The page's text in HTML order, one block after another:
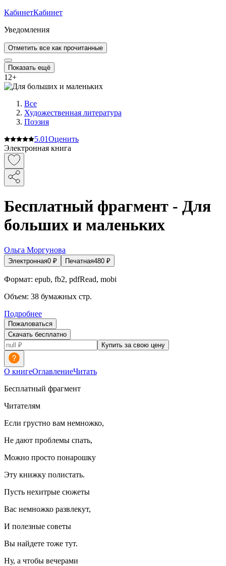
КабинетКабинет
Уведомления
Отметить все как прочитанные
Показать ещё
12+
Все
Художественная литература
Поэзия
5.01Оценить
Электронная книга
Бесплатный фрагмент - Для
больших и маленьких
Ольга Моргунова
Электронная0 ₽ Печатная480 ₽
Формат: epub, fb2, pdfRead, mobi
Объем: 38 бумажных стр.
Подробнее
Пожаловаться
Скачать бесплатно
Купить за свою цену
О книгеОглавлениеЧитать
Бесплатный фрагмент
Читателям
Если грустно вам немножко,
Не дают проблемы спать,
Можно просто понарошку
Эту книжку полистать.
Пусть нехитрые сюжеты
Вас немножко развлекут,
И полезные советы
Вы найдете тоже тут.
Ну, а чтобы вечерами